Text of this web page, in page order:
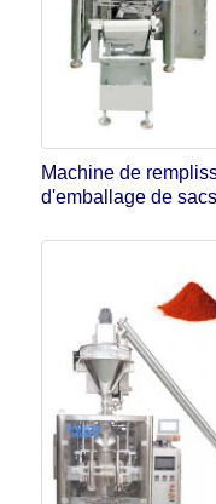
Machine de
d'emballage de